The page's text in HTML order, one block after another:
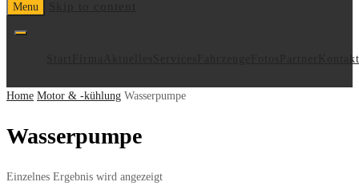
Menu
Kontakt
Home Motor & -kühlung Wasserpumpe
Wasserpumpe
Einzelnes Ergebnis wird angezeigt